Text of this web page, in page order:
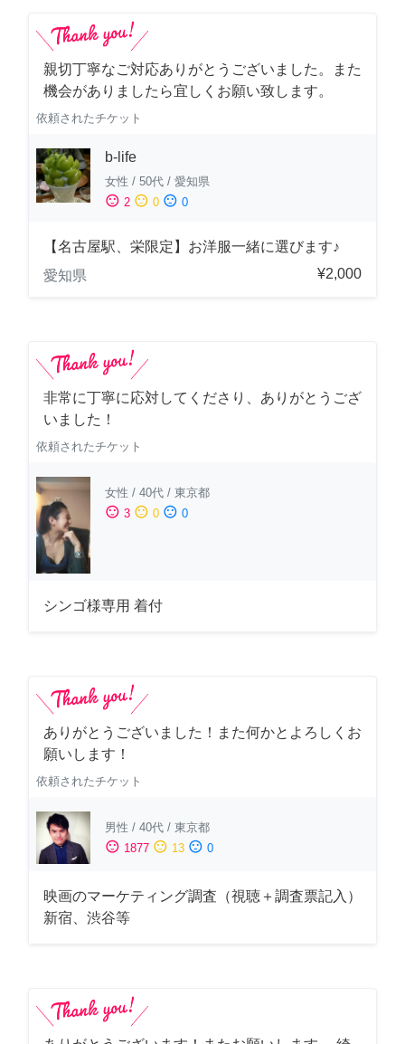
親切丁寧なご対応ありがとうございました。また
機会がありましたら宜しくお願い致します。
依頼されたチケット
b-life
女性 / 50代 / 愛知県
sentiment_satisfied 2 sentiment_neutral 0 sentiment_dissatisfied 0
【名古屋駅、栄限定】お洋服一緒に選びます♪
愛知県
¥2,000
非常に丁寧に応対してくださり、ありがとうござ
いました！
依頼されたチケット
女性 / 40代 / 東京都
sentiment_satisfied 3 sentiment_neutral 0 sentiment_dissatisfied 0
シンゴ様専用 着付
ありがとうございました！また何かとよろしくお
願いします！
依頼されたチケット
男性 / 40代 / 東京都
sentiment_satisfied 1877 sentiment_neutral 13 sentiment_dissatisfied 0
映画のマーケティング調査（視聴＋調査票記入）
新宿、渋谷等